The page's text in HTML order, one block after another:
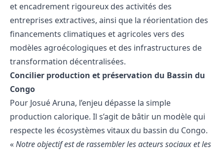
et encadrement rigoureux des activités des
entreprises extractives, ainsi que la réorientation des
financements climatiques et agricoles vers des
modèles agroécologiques et des infrastructures de
transformation décentralisées.
Concilier production et préservation du Bassin du
Congo
Pour Josué Aruna, l’enjeu dépasse la simple
production calorique. Il s’agit de bâtir un modèle qui
respecte les écosystèmes vitaux du bassin du Congo.
«Notre objectif est de rassembler les acteurs sociaux et les